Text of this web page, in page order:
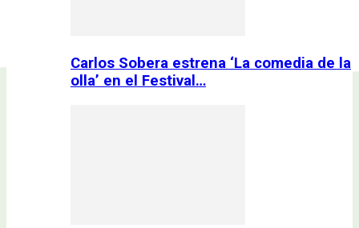
Carlos Sobera estrena ‘La comedia de la
olla’ en el Festival…